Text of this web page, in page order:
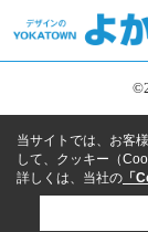
当サイトでは、お客
して、クッキー（
詳しくは、当社の 「